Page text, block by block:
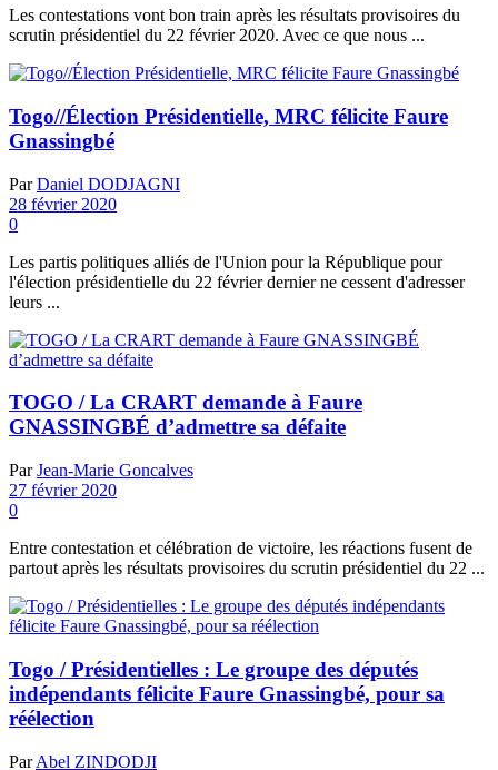
Les contestations vont bon train après les résultats provisoires du
scrutin présidentiel du 22 février 2020. Avec ce que nous ...
Togo//Élection Présidentielle, MRC félicite Faure
Gnassingbé
Par Daniel DODJAGNI
28 février 2020
0
Les partis politiques alliés de l'Union pour la République pour
l'élection présidentielle du 22 février dernier ne cessent d'adresser
leurs ...
TOGO / La CRART demande à Faure
GNASSINGBÉ d’admettre sa défaite
Par Jean-Marie Goncalves
27 février 2020
0
Entre contestation et célébration de victoire, les réactions fusent de
partout après les résultats provisoires du scrutin présidentiel du 22 ...
Togo / Présidentielles : Le groupe des députés
indépendants félicite Faure Gnassingbé, pour sa
réélection
Par Abel ZINDODJI